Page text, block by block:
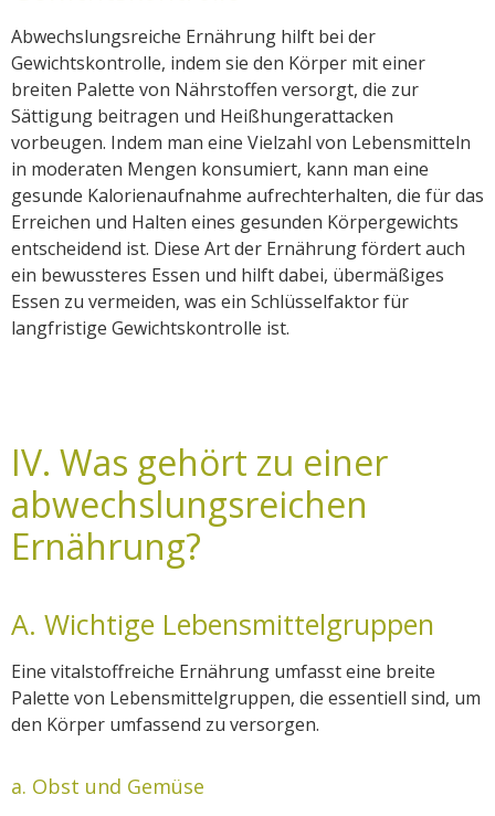
Abwechslungsreiche Ernährung hilft bei der
Gewichtskontrolle, indem sie den Körper mit einer
breiten Palette von Nährstoffen versorgt, die zur
Sättigung beitragen und Heißhungerattacken
vorbeugen. Indem man eine Vielzahl von Lebensmitteln
in moderaten Mengen konsumiert, kann man eine
gesunde Kalorienaufnahme aufrechterhalten, die für das
Erreichen und Halten eines gesunden Körpergewichts
entscheidend ist. Diese Art der Ernährung fördert auch
ein bewussteres Essen und hilft dabei, übermäßiges
Essen zu vermeiden, was ein Schlüsselfaktor für
langfristige Gewichtskontrolle ist.
IV. Was gehört zu einer
abwechslungsreichen
Ernährung?
A. Wichtige Lebensmittelgruppen
Eine vitalstoffreiche Ernährung umfasst eine breite
Palette von Lebensmittelgruppen, die essentiell sind, um
den Körper umfassend zu versorgen.
a. Obst und Gemüse